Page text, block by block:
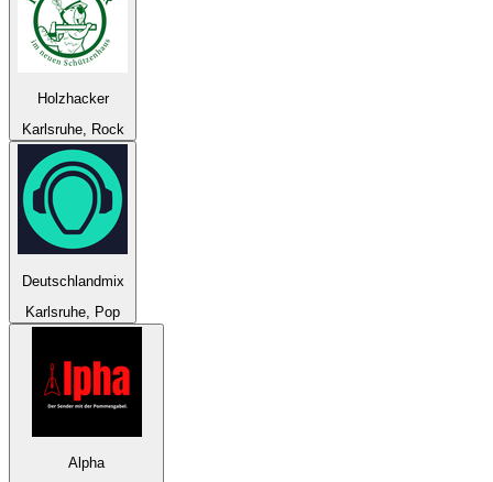
Holzhacker
Karlsruhe, Rock
Deutschlandmix
Karlsruhe, Pop
Alpha